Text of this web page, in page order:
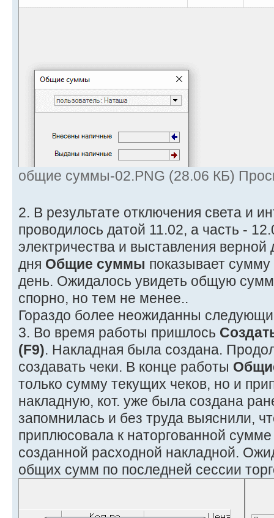
общие суммы-02.PNG (28.06 КБ)
2. В результате отключения света и
проводилось датой 11.02, а часть -
электричества и выставления
дня Общие суммы показывает сумму
день. Ожидалось увидеть общую
спорно, но тем не менее..
Гораздо более неожиданны
3. Во время работы пришлось
(F9). Накладная была создана.
создавать чеки. В конце работы
только сумму текущих чеков, но и
накладную, кот. уже была создана
запомнилась и без труда выяснили,
приплюсовала к наторгованной
созданной расходной накладной.
общих сумм по последней сессии